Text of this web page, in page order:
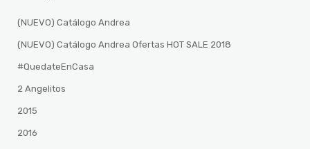
(NUEVO) Catálogo Andrea
(NUEVO) Catálogo Andrea Ofertas HOT SALE 2018
#QuedateEnCasa
2 Angelitos
2015
2016